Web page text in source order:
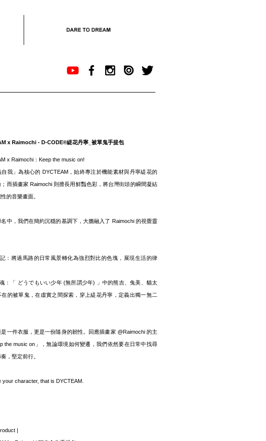
x Raimochi - D-CODE®緹花丹寧_被單鬼手提包
x Raimochi：Keep the music on!
自我」為核心的 DYCTEAM，始終專注於機能素材與丹寧緹花的
而插畫家 Raimochi 則擅長用鮮豔色彩，將台灣街頭的瞬間凝結
的音樂畫面。
中，我們在簡約沉穩的基調下，大膽融入了 Raimochi 的視覺靈
：將過馬路的日常風景轉化為強烈對比的色塊，展現生活的律
：「 どうでもいい少年 (無所謂少年) 」中的熊吉、兔美、貓太
在的被單鬼，在虛實之間探索，穿上緹花丹寧，定義出獨一無二
一件衣服，更是一份隨身的韌性。回應插畫家 @Raimochi 的主
the music on」，無論環境如何變遷，我們依然要在日常中找尋
，堅定前行。
your character, that is DYCTEAM.
|